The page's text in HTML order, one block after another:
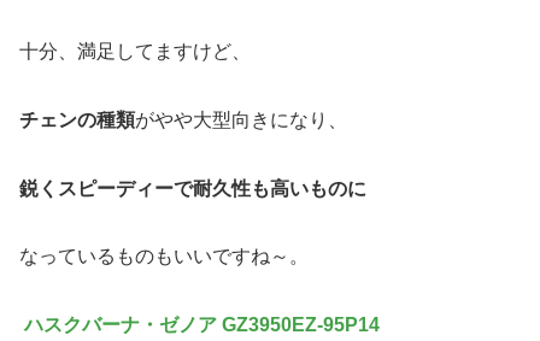
十分、満足してますけど、
チェンの種類がやや大型向きになり、
鋭くスピーディーで耐久性も高いものに
なっているものもいいですね～。
ハスクバーナ・ゼノア GZ3950EZ-95P14